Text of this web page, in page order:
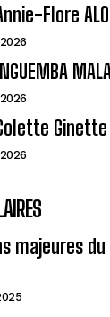
Flore
Ginette
majeures